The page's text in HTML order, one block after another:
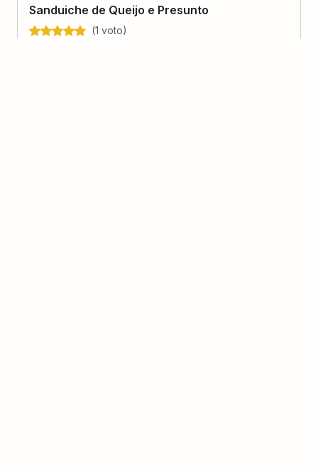
Sanduiche de Queijo e Presunto
(1 voto)